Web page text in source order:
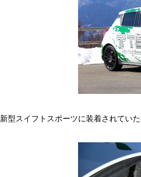
新型スイフトスポーツに装着されてい